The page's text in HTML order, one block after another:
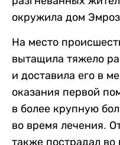
окружила дом
На место
вытащила тяжело
и доставила его в
оказания первой
в более крупную
во время лечения.
также пострадал